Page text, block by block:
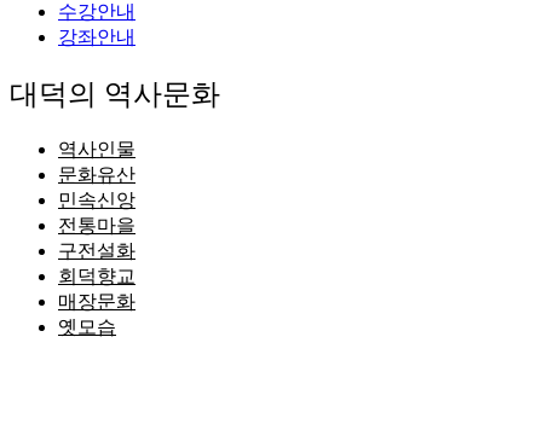
수강안내
강좌안내
대덕의 역사문화
역사인물
문화유산
민속신앙
전통마을
구전설화
회덕향교
매장문화
옛모습